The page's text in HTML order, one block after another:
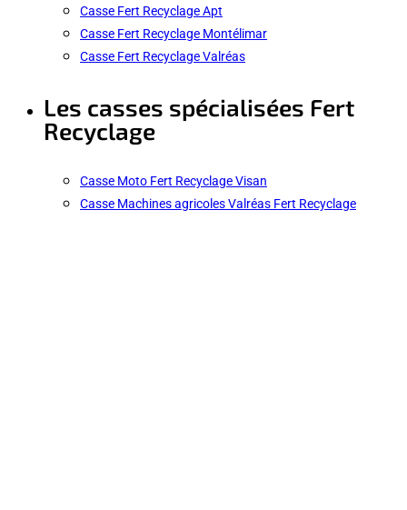
Casse Fert Recyclage Apt
Casse Fert Recyclage Montélimar
Casse Fert Recyclage Valréas
Les casses spécialisées Fert
Recyclage
Casse Moto Fert Recyclage Visan
Casse Machines agricoles Valréas Fert Recyclage